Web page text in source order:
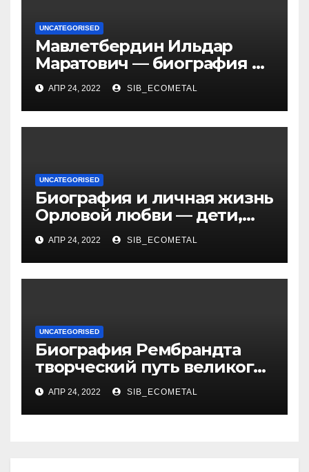
UNCATEGORISED
Мавлетбердин Ильдар
Маратович — биография и
достижения талантливого
российского политика и
бизнесмена
АПР 24, 2022 SIB_ECOMETAL
UNCATEGORISED
Биография и личная жизнь
Орловой любви — дети,
достижения, семейные
радости
АПР 24, 2022 SIB_ECOMETAL
UNCATEGORISED
Биография Рембрандта
творческий путь великого
художника
АПР 24, 2022 SIB_ECOMETAL